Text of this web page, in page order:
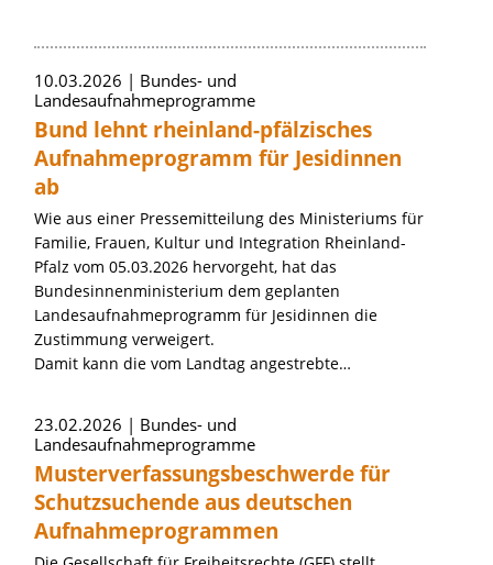
10.03.2026
Bundes- und
Landesaufnahmeprogramme
Bund lehnt rheinland-pfälzisches
Aufnahmeprogramm für Jesidinnen
ab
Wie aus einer Pressemitteilung des Ministeriums für
Familie, Frauen, Kultur und Integration Rheinland-
Pfalz vom 05.03.2026 hervorgeht, hat das
Bundesinnenministerium dem geplanten
Landesaufnahmeprogramm für Jesidinnen die
Zustimmung verweigert.
Damit kann die vom Landtag angestrebte…
23.02.2026
Bundes- und
Landesaufnahmeprogramme
Musterverfassungsbeschwerde für
Schutzsuchende aus deutschen
Aufnahmeprogrammen